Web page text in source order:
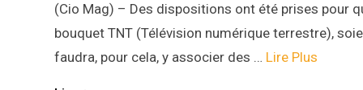
(Cio Mag) – Des dispositions ont été prises pour
bouquet TNT (Télévision numérique terrestre),
faudra, pour cela, y associer des … Lire Plus